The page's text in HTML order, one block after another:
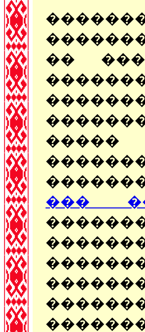
��
�����
���